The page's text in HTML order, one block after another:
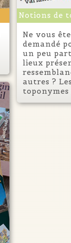
Notions de
Ne vous
demandé
un peu
lieux
autres ?